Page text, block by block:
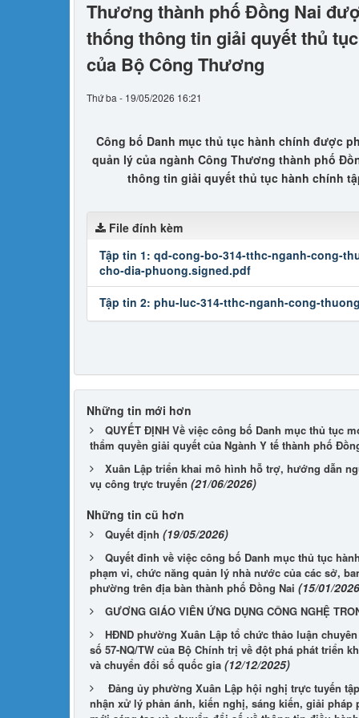
Thương thành phố Đồng Nai
thống thông tin giải quyết thủ
của Bộ Công Thương
Thứ ba - 19/05/2026 16:21
Công bố Danh mục thủ tục hành chính được
quản lý của ngành Công Thương thành phố
thông tin giải quyết thủ tục hành chính
File đính kèm
Tập tin 1: qd-cong-bo-314-tthc-nganh-cong-
cho-dia-phuong.signed.pdf
Tập tin 2: phu-luc-314-tthc-nganh-cong-
Những tin mới hơn
QUYẾT ĐỊNH Về việc công bố Danh mục thủ tục
thẩm quyền giải quyết của Ngành Y tế thành phố
Xuân Lập triển khai mô hình hỗ trợ, hướng dẫn
vụ công trực truyến (21/06/2026)
Những tin cũ hơn
Quyết định (19/05/2026)
Quyết đinh về việc công bố Danh mục thủ tục
phạm vi, chức năng quản lý nhà nước của các sở,
phường trên địa bàn thành phố Đồng Nai (15/01/
GƯƠNG GIÁO VIÊN ỨNG DỤNG CÔNG NGHỆ
HĐND phường Xuân Lập tổ chức thảo luận
số 57-NQ/TW của Bộ Chính trị về đột phá phát triển
và chuyển đổi số quốc gia (12/12/2025)
Đảng ủy phường Xuân Lập hội nghị trực tuyến
nhận xử lý phản ánh, kiến nghị, sáng kiến, giải